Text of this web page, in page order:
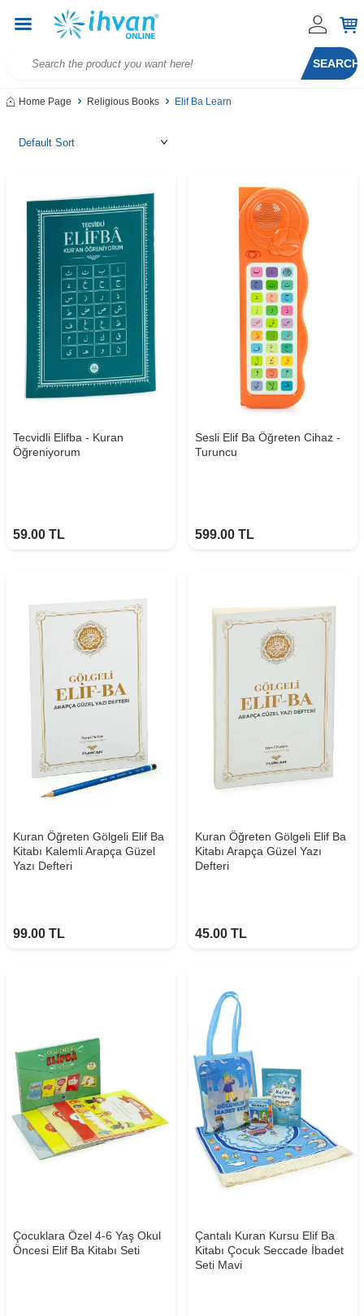
SEARCH
Home Page Religious Books Elif Ba Learn
Tecvidli Elifba - Kuran
Öğreniyorum
59.00 TL
Sesli Elif Ba Öğreten Cihaz -
Turuncu
599.00 TL
Kuran Öğreten Gölgeli Elif Ba
Kitabı Kalemli Arapça Güzel
Yazı Defteri
99.00 TL
Kuran Öğreten Gölgeli Elif Ba
Kitabı Arapça Güzel Yazı
Defteri
45.00 TL
Çocuklara Özel 4-6 Yaş Okul
Öncesi Elif Ba Kitabı Seti
Çantalı Kuran Kursu Elif Ba
Kitabı Çocuk Seccade İbadet
Seti Mavi